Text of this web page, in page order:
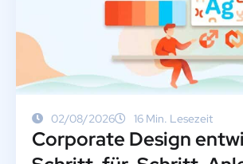
02/08/2026 16 Min. Lesezeit
Corporate Design